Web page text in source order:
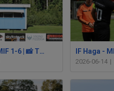
IFK Mariestad - MIF 1-6 | 📸 Tobias Coster
2026-06-14 |